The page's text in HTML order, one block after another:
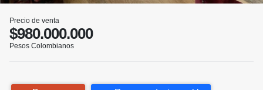
Precio de venta
$980.000.000
Pesos Colombianos